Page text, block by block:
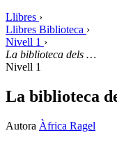
Llibres ›
Llibres Biblioteca ›
Nivell 1 ›
La biblioteca dels …
Nivell 1
La biblioteca
Autora Àfrica Ragel